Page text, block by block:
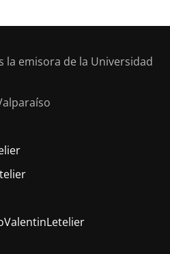
la emisora de la Universidad